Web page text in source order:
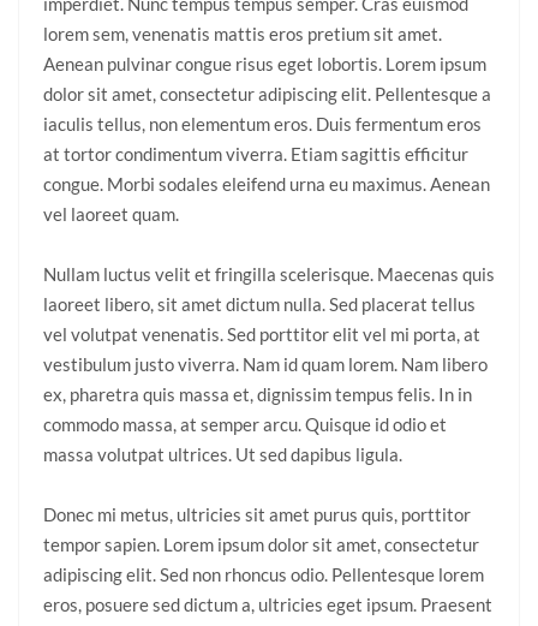
lorem sem, venenatis mattis eros pretium sit amet.
Aenean pulvinar congue risus eget lobortis. Lorem ipsum
dolor sit amet, consectetur adipiscing elit. Pellentesque a
iaculis tellus, non elementum eros. Duis fermentum eros
at tortor condimentum viverra. Etiam sagittis efficitur
congue. Morbi sodales eleifend urna eu maximus. Aenean
vel laoreet quam.
Nullam luctus velit et fringilla scelerisque. Maecenas quis
laoreet libero, sit amet dictum nulla. Sed placerat tellus
vel volutpat venenatis. Sed porttitor elit vel mi porta, at
vestibulum justo viverra. Nam id quam lorem. Nam libero
ex, pharetra quis massa et, dignissim tempus felis. In in
commodo massa, at semper arcu. Quisque id odio et
massa volutpat ultrices. Ut sed dapibus ligula.
Donec mi metus, ultricies sit amet purus quis, porttitor
tempor sapien. Lorem ipsum dolor sit amet, consectetur
adipiscing elit. Sed non rhoncus odio. Pellentesque lorem
eros, posuere sed dictum a, ultricies eget ipsum. Praesent